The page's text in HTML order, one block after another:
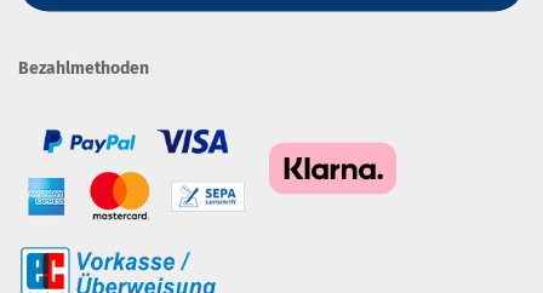
Bezahlmethoden